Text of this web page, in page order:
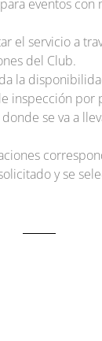
eventos con
el servicio a
del Club.
la
inspección
se va a
y se